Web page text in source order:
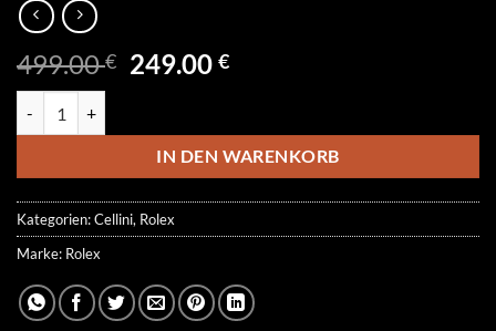
499.00€ Ursprünglicher
499.00 €
249.00€Aktueller
249.00 €.
IN DEN WARENKORB
Kategorien:Cellini, Rolex
Marke: Rolex